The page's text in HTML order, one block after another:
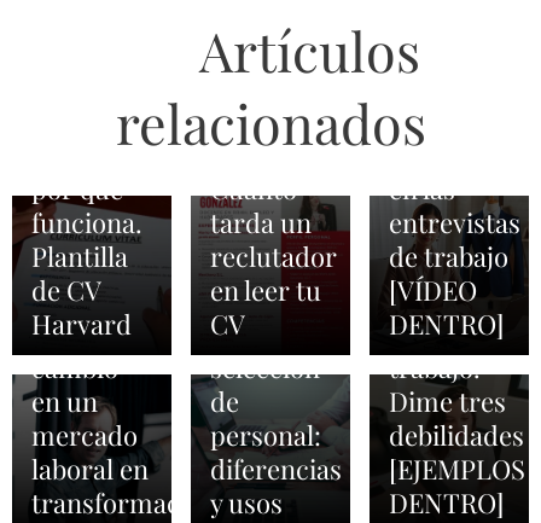
Artículos
relacionados
Harvard:
qué es y
por qué
funciona.
Plantilla
de CV
Harvard
fijan los
reclutadores
curriculum
vitae.
Cuánto
tarda un
reclutador
en leer tu
CV
entrevista
trabajo.
Convencer
en las
entrevistas
de trabajo
[VÍDEO
DENTRO]
2026-03-01
Orientadores
laborales:
agentes
de
cambio
en un
mercado
laboral en
transformación
ATS, TAS
y TRM en
los
procesos
de
selección
de
personal:
diferencias
y usos
responder
pregunta
son tus
debilidades
en una
entrevista
de
trabajo.
Dime tres
debilidades
[EJEMPLOS
DENTRO]